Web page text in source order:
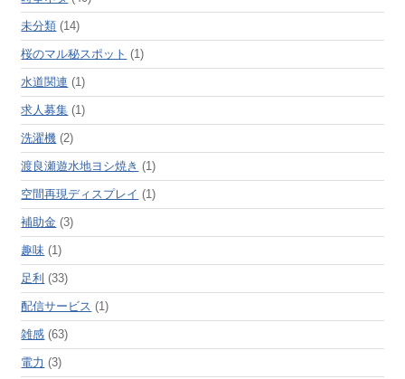
未分類 (14)
桜のマル秘スポット (1)
水道関連 (1)
求人募集 (1)
洗濯機 (2)
渡良瀬遊水地ヨシ焼き (1)
空間再現ディスプレイ (1)
補助金 (3)
趣味 (1)
足利 (33)
配信サービス (1)
雑感 (63)
電力 (3)